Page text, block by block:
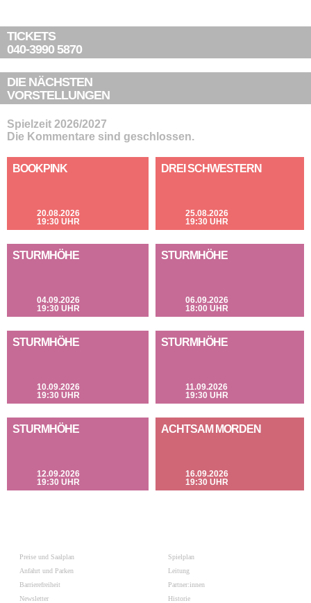
TICKETS
040-3990 5870
DIE NÄCHSTEN
VORSTELLUNGEN
Spielzeit 2026/2027
Die Kommentare sind geschlossen.
BOOKPINK
20.08.2026
19:30 UHR
DREI SCHWESTERN
25.08.2026
19:30 UHR
STURMHÖHE
04.09.2026
19:30 UHR
STURMHÖHE
06.09.2026
18:00 UHR
STURMHÖHE
10.09.2026
19:30 UHR
STURMHÖHE
11.09.2026
19:30 UHR
STURMHÖHE
12.09.2026
19:30 UHR
ACHTSAM MORDEN
16.09.2026
19:30 UHR
Preise und Saalplan
Anfahrt und Parken
Barrierefreiheit
Newsletter
Spielplan
Leitung
Partner:innen
Historie